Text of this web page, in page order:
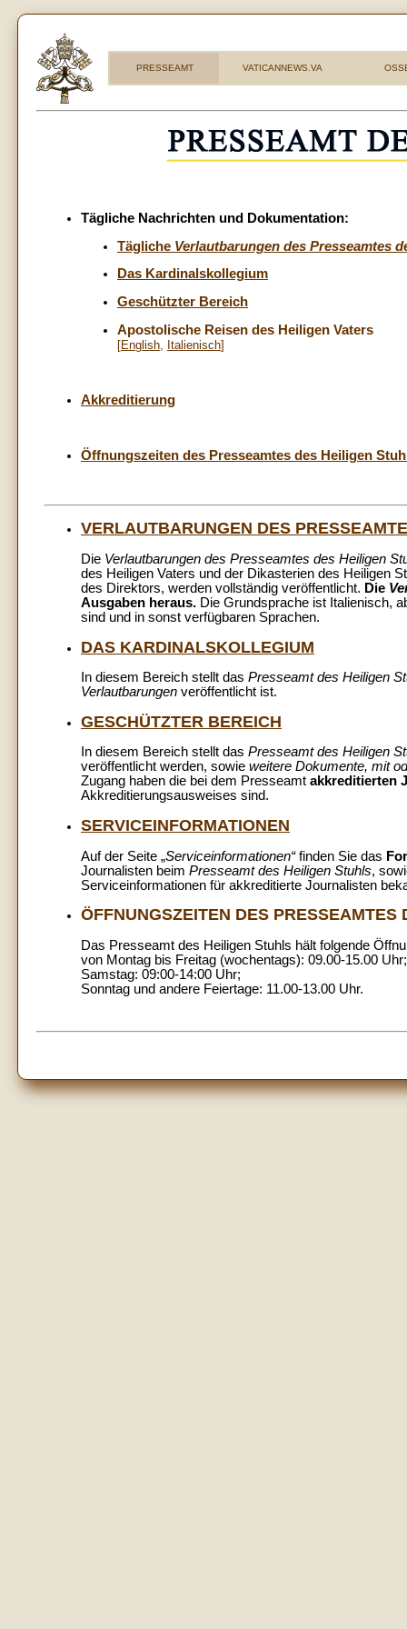
PRESSEAMT VATICANNEWS.VA
Tägliche Nachrichten und Dokumentation:
Tägliche Verlautbarungen des Presseamtes
Das Kardinalskollegium
Geschützter Bereich
Apostolische Reisen des Heiligen Vaters
[English Italienisch]
Akkreditierung
Öffnungszeiten des Presseamtes des Heiligen
VERLAUTBARUNGEN DES
Die Verlautbarungen des Presseamtes des Heiligen
des Heiligen Vaters und der Dikasterien des Heiligen
des Direktors, werden vollständig veröffentlicht. Die
Ausgaben heraus. Die Grundsprache ist Italienisch,
sind und in sonst verfügbaren Sprachen.
DAS KARDINALSKOLLEGIUM
In diesem Bereich stellt das Presseamt des Heiligen
Verlautbarungen veröffentlicht ist.
GESCHÜTZTER BEREICH
In diesem Bereich stellt das Presseamt des Heiligen
veröffentlicht werden, sowie weitere Dokumente, mit
Zugang haben die bei dem Presseamt akkreditierten
Akkreditierungsausweises sind.
SERVICEINFORMATIONEN
Auf der Seite „Serviceinformationen“finden Sie das
Journalisten beim Presseamt des Heiligen Stuhls,
Serviceinformationen für akkreditierte Journalisten
ÖFFNUNGSZEITEN DES PRESSEAMTES
Das Presseamt des Heiligen Stuhls hält folgende
von Montag bis Freitag (wochentags): 09.00-15.00 Uhr;
Samstag: 09:00-14:00 Uhr;
Sonntag und andere Feiertage: 11.00-13.00 Uhr.